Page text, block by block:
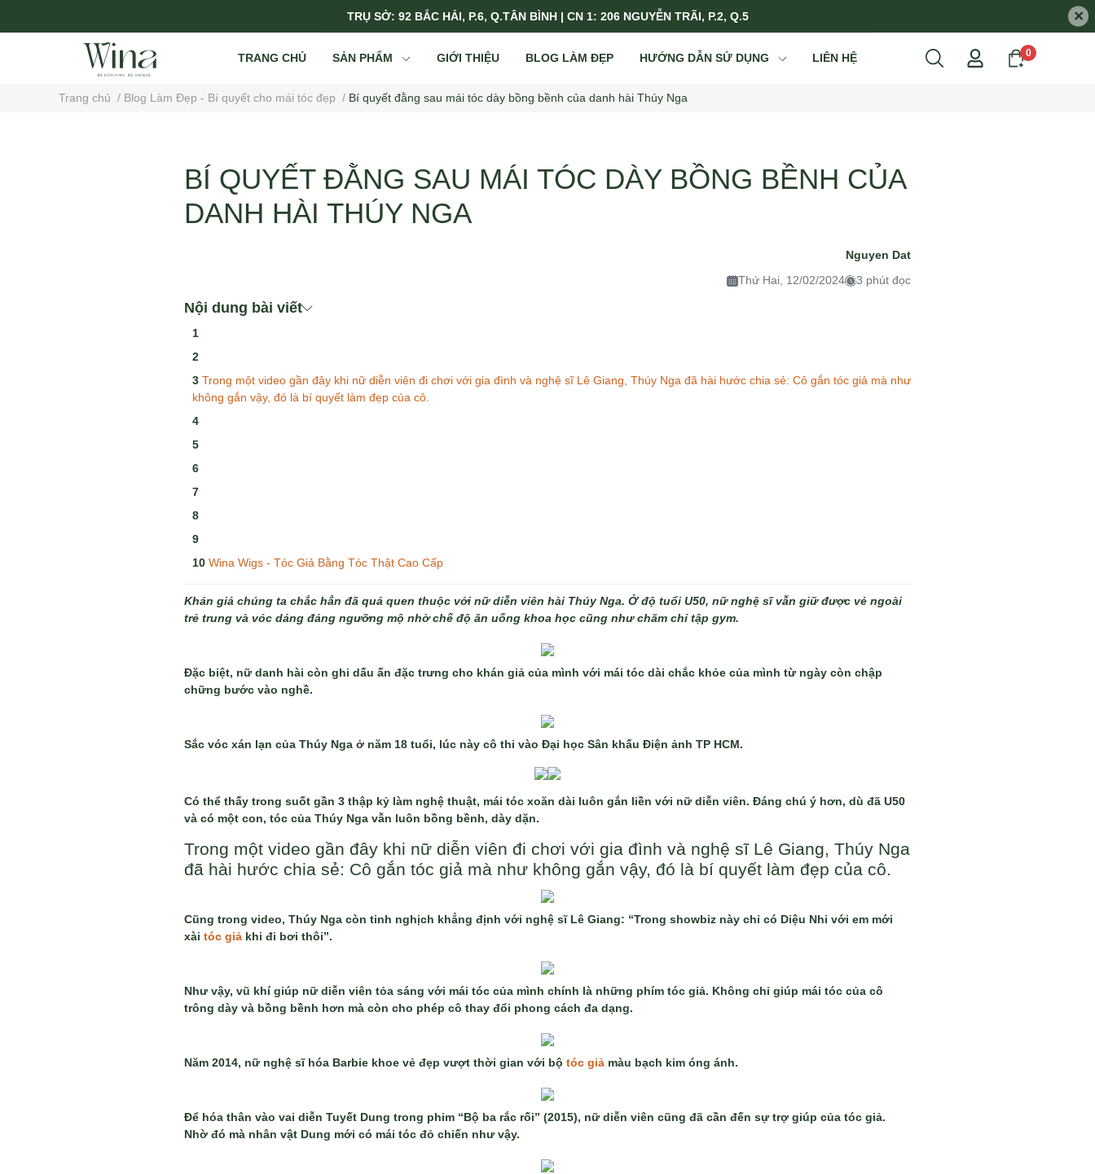
TRỤ SỞ: 92 BẮC HẢI, P.6, Q.TÂN BÌNH | CN 1: 206 NGUYỄN TRÃI, P.2, Q.5 ×
TRANG CHỦ SẢN PHẨM GIỚI THIỆU BLOG LÀM ĐẸP HƯỚNG DẪN SỬ DỤNG LIÊN HỆ 0
Trang chủ / Blog Làm Đẹp - Bí quyết cho mái tóc đẹp / Bí quyết đằng sau mái tóc dày bồng bềnh của danh hài Thúy Nga
BÍ QUYẾT ĐẰNG SAU MÁI TÓC DÀY BỒNG BỀNH CỦA
DANH HÀI THÚY NGA
Nguyen Dat
Thứ Hai, 12/02/2024
3 phút đọc
Nội dung bài viết
Trong một video gần đây khi nữ diễn viên đi chơi với gia đình và nghệ sĩ Lê Giang, Thúy Nga đã hài hước chia sẻ: Cô gắn tóc giả mà như
không gắn vậy, đó là bí quyết làm đẹp của cô.
Wina Wigs - Tóc Giả Bằng Tóc Thật Cao Cấp
Khán giả chúng ta chắc hẳn đã quá quen thuộc với nữ diễn viên hài Thúy Nga. Ở độ tuổi U50, nữ nghệ sĩ vẫn giữ được vẻ ngoài
trẻ trung và vóc dáng đáng ngưỡng mộ nhờ chế độ ăn uống khoa học cũng như chăm chỉ tập gym.
Đặc biệt, nữ danh hài còn ghi dấu ấn đặc trưng cho khán giả của mình với mái tóc dài chắc khỏe của mình từ ngày còn chập
chững bước vào nghề.
Sắc vóc xán lạn của Thúy Nga ở năm 18 tuổi, lúc này cô thi vào Đại học Sân khấu Điện ảnh TP HCM.
Có thể thấy trong suốt gần 3 thập kỷ làm nghệ thuật, mái tóc xoăn dài luôn gắn liền với nữ diễn viên. Đáng chú ý hơn, dù đã U50
và có một con, tóc của Thúy Nga vẫn luôn bồng bềnh, dày dặn.
Trong một video gần đây khi nữ diễn viên đi chơi với gia đình và nghệ sĩ Lê Giang, Thúy Nga
đã hài hước chia sẻ: Cô gắn tóc giả mà như không gắn vậy, đó là bí quyết làm đẹp của cô.
Cũng trong video, Thúy Nga còn tinh nghịch khẳng định với nghệ sĩ Lê Giang: “Trong showbiz này chỉ có Diệu Nhi với em mới
xài tóc giả khi đi bơi thôi”.
Như vậy, vũ khí giúp nữ diễn viên tỏa sáng với mái tóc của mình chính là những phím tóc giả. Không chỉ giúp mái tóc của cô
trông dày và bồng bềnh hơn mà còn cho phép cô thay đổi phong cách đa dạng.
Năm 2014, nữ nghệ sĩ hóa Barbie khoe vẻ đẹp vượt thời gian với bộ tóc giảmàu bạch kim óng ánh.
Để hóa thân vào vai diễn Tuyết Dung trong phim “Bộ ba rắc rối” (2015), nữ diễn viên cũng đã cần đến sự trợ giúp của tóc giả.
Nhờ đó mà nhân vật Dung mới có mái tóc đỏ chiến như vậy.